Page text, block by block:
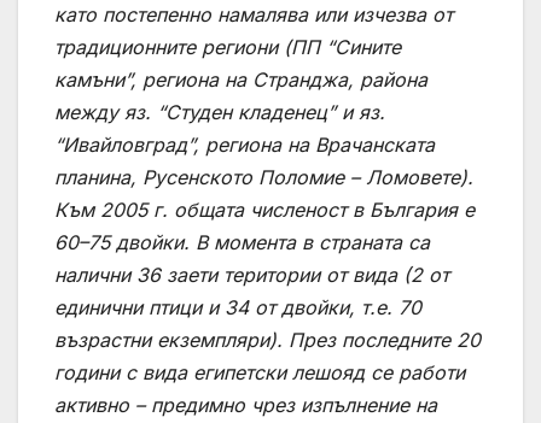
като постепенно намалява или изчезва от
традиционните региони (ПП “Сините
камъни”, региона на Странджа, района
между яз. “Студен кладенец” и яз.
“Ивайловград”, региона на Врачанската
планина, Русенското Поломие – Ломовете).
Към 2005 г. общата численост в България е
60–75 двойки. В момента в страната са
налични 36 заети територии от вида (2 от
единични птици и 34 от двойки, т.е. 70
възрастни екземпляри). През последните 20
години с вида египетски лешояд се работи
активно – предимно чрез изпълнение на